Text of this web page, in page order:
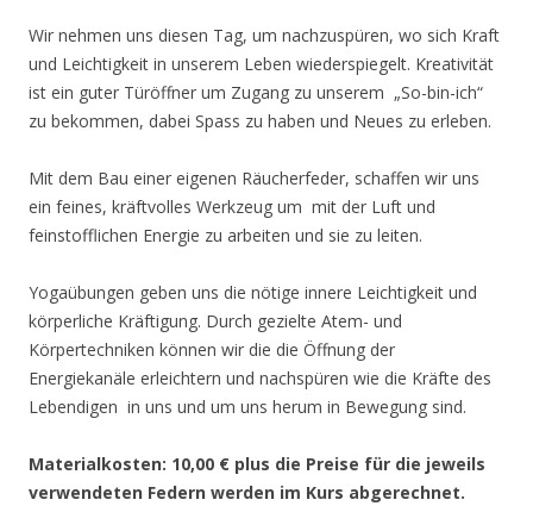
Wir nehmen uns diesen Tag, um nachzuspüren, wo sich Kraft
und Leichtigkeit in unserem Leben wiederspiegelt. Kreativität
ist ein guter Türöffner um Zugang zu unserem „So-bin-ich“
zu bekommen, dabei Spass zu haben und Neues zu erleben.
Mit dem Bau einer eigenen Räucherfeder, schaffen wir uns
ein feines, kräftvolles Werkzeug um mit der Luft und
feinstofflichen Energie zu arbeiten und sie zu leiten.
Yogaübungen geben uns die nötige innere Leichtigkeit und
körperliche Kräftigung. Durch gezielte Atem- und
Körpertechniken können wir die die Öffnung der
Energiekanäle erleichtern und nachspüren wie die Kräfte des
Lebendigen in uns und um uns herum in Bewegung sind.
Materialkosten: 10,00 € plus die Preise für die jeweils
verwendeten Federn werden im Kurs abgerechnet.